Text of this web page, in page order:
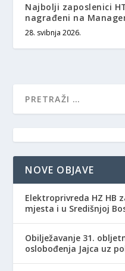
Najbolji zaposlenici
nagrađeni na
28. svibnja 2026.
NOVE OBJAVE
Elektroprivreda HZ HB
mjesta i u Središnjoj
Obilježavanje 31.
oslobođenja Jajca uz